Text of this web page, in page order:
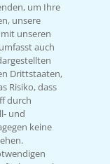
um Ihre
unsere
unseren
auch
Drittstaaten,
Risiko, dass
durch
und
keine